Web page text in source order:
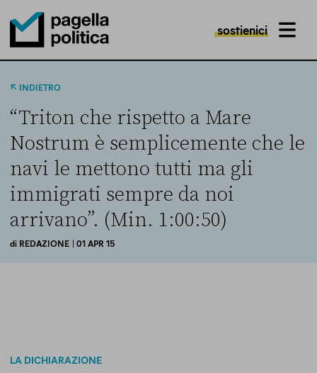
Pagella Politica Logo
sostienici MENU
INDIETRO
“Triton che rispetto a Mare
Nostrum è semplicemente che le
navi le mettono tutti ma gli
immigrati sempre da noi
arrivano”. (Min. 1:00:50)
di REDAZIONE | 01 APR 15
LA DICHIARAZIONE